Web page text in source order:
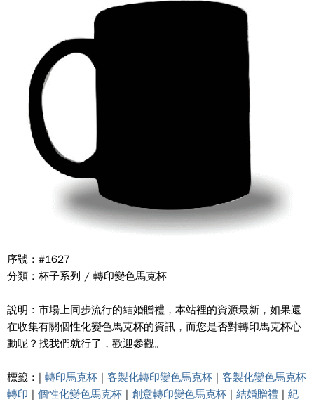
序號 : #1627
分類 : 杯子系列 / 轉印變色馬克杯
說明 : 市場上同步流行的結婚贈禮，本站裡的資源最新，如果還
在收集有關個性化變色馬克杯的資訊，而您是否對轉印馬克杯心
動呢？找我們就行了，歡迎參觀。
標籤 : | 轉印馬克杯 客製化轉印變色馬克杯
客製化變色馬克杯
轉印
個性化變色馬克杯 創意轉印變色馬克杯 結婚贈禮
紀